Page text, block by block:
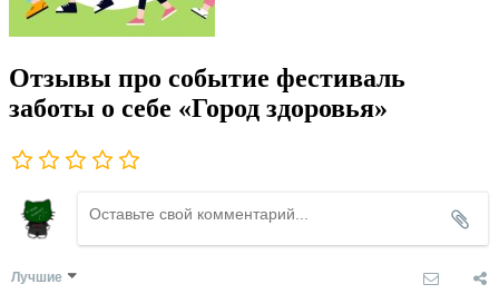
Отзывы про событие фестиваль
заботы о себе «Город здоровья»
Лучшие